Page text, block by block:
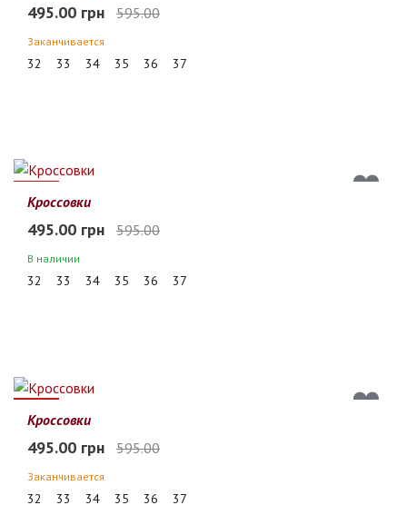
495.00 грн 595.00
Заканчивается
32 33 34 35 36 37
17%
Кроссовки
495.00 грн 595.00
В наличии
32 33 34 35 36 37
17%
Кроссовки
495.00 грн 595.00
Заканчивается
32 33 34 35 36 37